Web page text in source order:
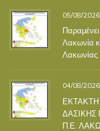
05/08/2026
Λακωνία
Λακωνίας
04/08/2026
Π.Ε.